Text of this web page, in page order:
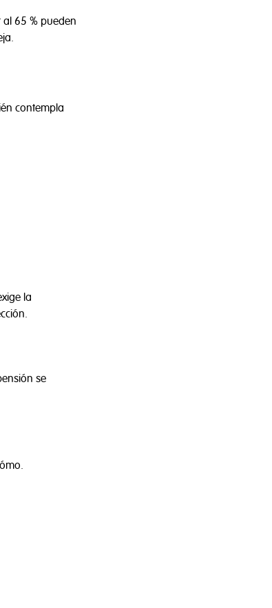
65 % pueden
contempla
la
se